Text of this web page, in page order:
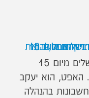
מכתב "ההנהלה הציונית" בירושלים מיום 15
י. האפט, הוא יעקב
בהנהלה